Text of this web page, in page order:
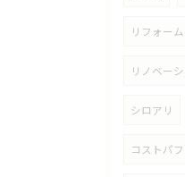
リフォーム
リノベー
シロアリ
コストパ